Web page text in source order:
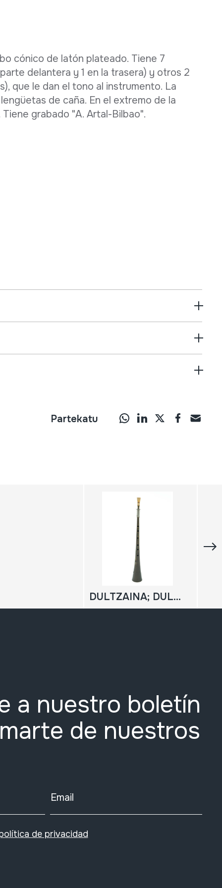
cónico de latón plateado. Tiene 7
delantera y 1 en la trasera) y otros 2
que le dan el tono al instrumento. La
de caña. En el extremo de la
grabado "A. Artal-Bilbao".
Partekatu
DULTZAINA; DULZAINA
a nuestro boletín
de nuestros
Email
de privacidad